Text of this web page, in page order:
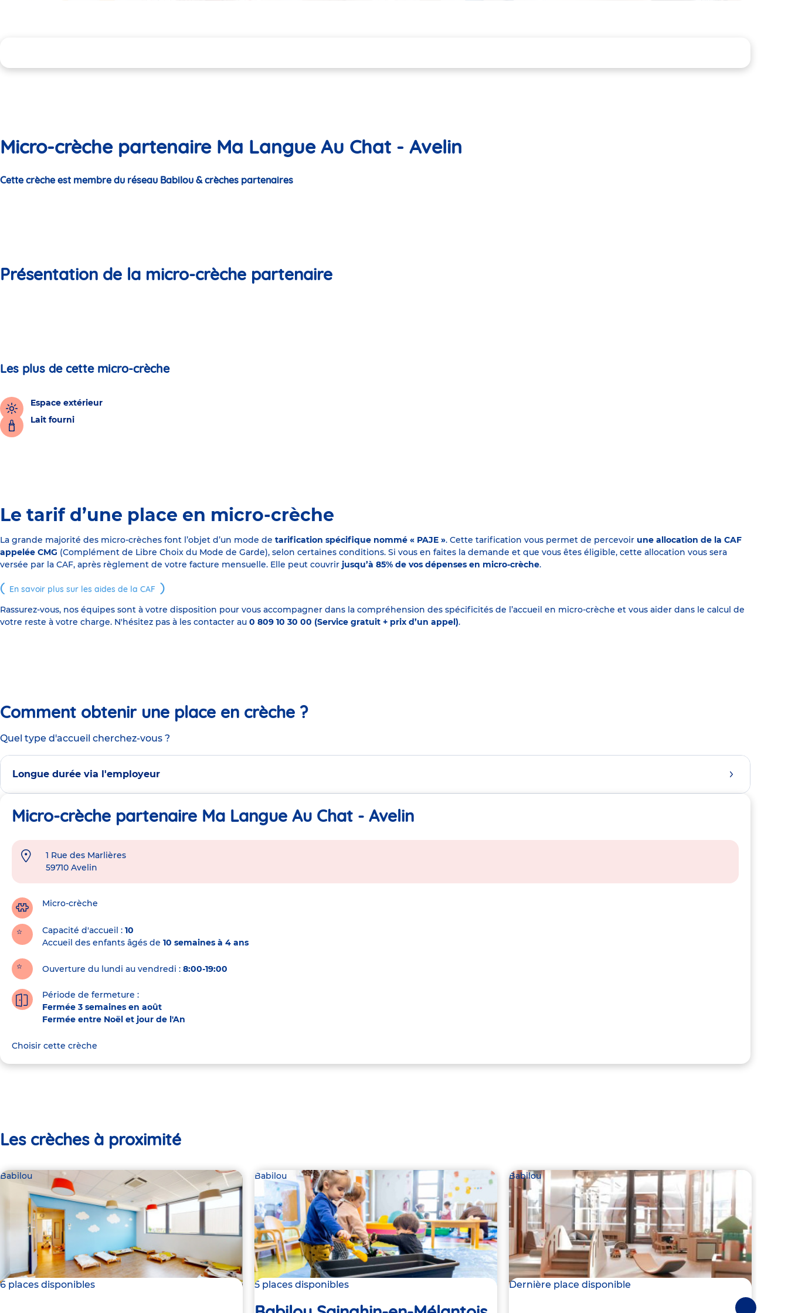
Micro-crèche partenaire Ma Langue Au Chat - Avelin
Cette crèche est membre du réseau Babilou & crèches partenaires
Présentation de la micro-crèche partenaire
Les plus de cette micro-crèche
Espace extérieur
Lait fourni
Le tarif d’une place en micro-crèche
La grande majorité des micro-crèches font l’objet d’un mode de tarification spécifique nommé « PAJE ». Cette tarification vous permet de percevoir une allocation de la CAF
appelée CMG (Complément de Libre Choix du Mode de Garde), selon certaines conditions. Si vous en faites la demande et que vous êtes éligible, cette allocation vous sera
versée par la CAF, après règlement de votre facture mensuelle. Elle peut couvrir jusqu’à 85% de vos dépenses en micro-crèche.
En savoir plus sur les aides de la CAF
Rassurez-vous, nos équipes sont à votre disposition pour vous accompagner dans la compréhension des spécificités de l’accueil en micro-crèche et vous aider dans le calcul de
votre reste à votre charge. N'hésitez pas à les contacter au 0 809 10 30 00 (Service gratuit + prix d’un appel).
Comment obtenir une place en crèche ?
Quel type d'accueil cherchez-vous ?
Longue durée via l'employeur
Micro-crèche partenaire Ma Langue Au Chat - Avelin
Adresse
crèche
1 Rue des Marlières
59710 Avelin
Micro-crèche
Capacité d'accueil
10
Accueil des enfants âgés de 10 semaines à 4 ans
Ouverture du lundi au vendredi : 8:00-19:00
Période de fermeture :
Fermée 3 semaines en août
Fermée entre Noël et jour de l'An
Choisir cette crèche
Les crèches à proximité
Babilou
6 places disponibles
Babilou
5 places disponibles
Babilou
Dernière place disponible